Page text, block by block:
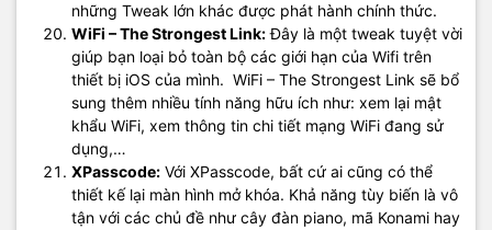
những Tweak lớn khác được phát hành chính thức.
WiFi – The Strongest Link:Đây là một tweak tuyệt vời
giúp bạn loại bỏ toàn bộ các giới hạn của Wifi trên
thiết bị iOS của mình. WiFi – The Strongest Link sẽ bổ
sung thêm nhiều tính năng hữu ích như: xem lại mật
khẩu WiFi, xem thông tin chi tiết mạng WiFi đang sử
dụng,…
XPasscode: Với XPasscode, bất cứ ai cũng có thể
thiết kế lại màn hình mở khóa. Khả năng tùy biến là vô
tận với các chủ đề như cây đàn piano, mã Konami hay